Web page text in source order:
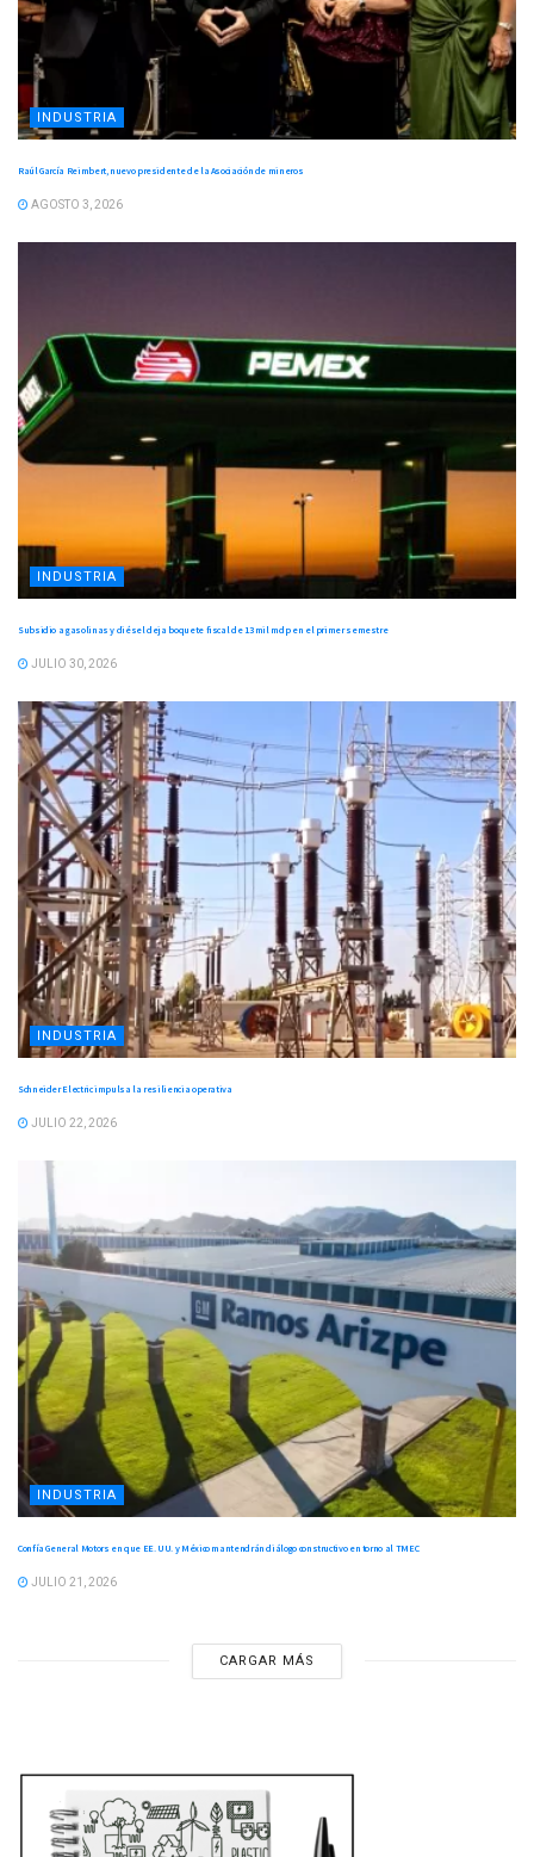
INDUSTRIA
Raúl García Reimbert, nuevo presidente de la Asociación de mineros
AGOSTO 3, 2026
INDUSTRIA
Subsidio a gasolinas y diésel deja boquete fiscal de 13 mil mdp en el primer semestre
JULIO 30, 2026
INDUSTRIA
Schneider Electric impulsa la resiliencia operativa
JULIO 22, 2026
INDUSTRIA
Confía General Motors en que EE. UU. y México mantendrán diálogo constructivo en torno al TMEC
JULIO 21, 2026
CARGAR MÁS